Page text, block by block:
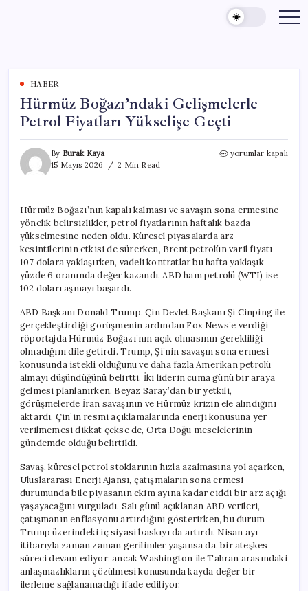
content
HABER
Hürmüz Boğazı’ndaki Gelişmelerle
Petrol Fiyatları Yükselişe Geçti
By Burak Kaya
15 Mayıs 2026
2 Min Read
Hürmüz
Yükselişe
Geçti
için
yorumlar kapalı
Hürmüz Boğazı’nın kapalı kalması ve savaşın sona ermesine
yönelik belirsizlikler, petrol fiyatlarının haftalık bazda
yükselmesine neden oldu. Küresel piyasalarda arz
kesintilerinin etkisi de sürerken, Brent petrolün varil fiyatı
107 dolara yaklaşırken, vadeli kontratlar bu hafta yaklaşık
yüzde 6 oranında değer kazandı. ABD ham petrolü (WTI) ise
102 doları aşmayı başardı.
ABD Başkanı Donald Trump, Çin Devlet Başkanı Şi Cinping ile
gerçekleştirdiği görüşmenin ardından Fox News’e verdiği
röportajda Hürmüz Boğazı’nın açık olmasının gerekliliği
olmadığını dile getirdi. Trump, Şi’nin savaşın sona ermesi
konusunda istekli olduğunu ve daha fazla Amerikan petrolü
almayı düşündüğünü belirtti. İki liderin cuma günü bir araya
gelmesi planlanırken, Beyaz Saray’dan bir yetkili,
görüşmelerde İran savaşının ve Hürmüz krizin ele alındığını
aktardı. Çin’in resmi açıklamalarında enerji konusuna yer
verilmemesi dikkat çekse de, Orta Doğu meselelerinin
gündemde olduğu belirtildi.
Savaş, küresel petrol stoklarının hızla azalmasına yol açarken,
Uluslararası Enerji Ajansı, çatışmaların sona ermesi
durumunda bile piyasanın ekim ayına kadar ciddi bir arz açığı
yaşayacağını vurguladı. Salı günü açıklanan ABD verileri,
çatışmanın enflasyonu artırdığını gösterirken, bu durum
Trump üzerindeki iç siyasi baskıyı da artırdı. Nisan ayı
itibarıyla zaman zaman gerilimler yaşansa da, bir ateşkes
süreci devam ediyor; ancak Washington ile Tahran arasındaki
anlaşmazlıkların çözülmesi konusunda kayda değer bir
ilerleme sağlanamadığı ifade ediliyor.